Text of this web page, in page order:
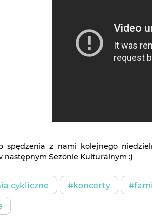
spędzenia z nami kolejnego
następnym Sezonie Kulturalnym :)
cykliczne #koncerty